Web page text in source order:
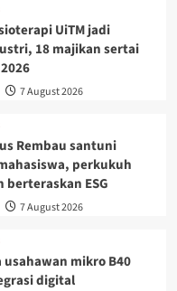
UiTM jadi
18 majikan sertai
7 August 2026
Rembau santuni
perkukuh
ESG
7 August 2026
usahawan mikro B40
digital